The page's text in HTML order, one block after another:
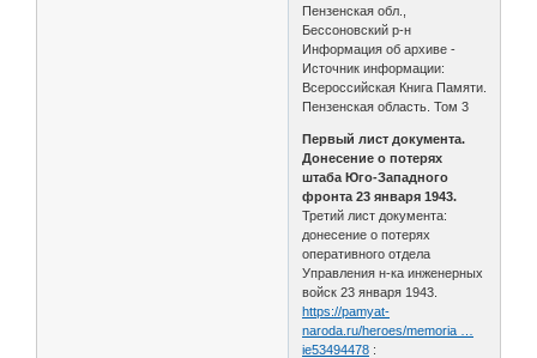
Пензенская обл.,
Бессоновский р-н
Информация об архиве -
Источник информации:
Всероссийская Книга Памяти.
Пензенская область. Том 3
Первый лист документа.
Донесение о потерях
штаба Юго-Западного
фронта 23 января 1943.
Третий лист документа:
донесение о потерях
оперативного отдела
Управления н-ка инженерных
войск 23 января 1943.
https://pamyat-
naroda.ru/heroes/memoria …
ie53494478 :